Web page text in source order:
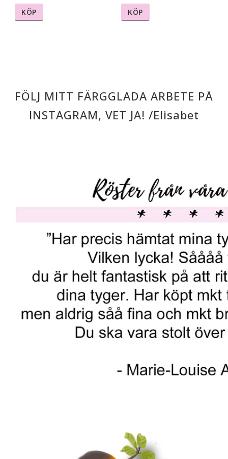
KÖP KÖP
FÖLJ MITT FÄRGGLADA ARBETE PÅ
INSTAGRAM, VET JA! /Elisabet